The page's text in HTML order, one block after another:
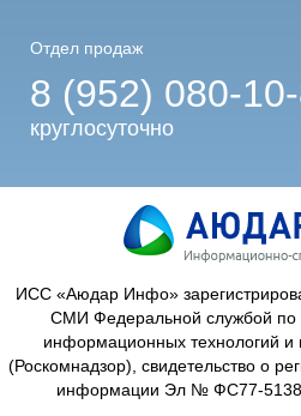
Отдел продаж
8 (952) 080-
круглосуточно
ИСС «Аюдар Инфо»
СМИ Федеральной службой по
информационных технологий и
(Роскомнадзор), свидетельство о
информации Эл № ФС77-51385